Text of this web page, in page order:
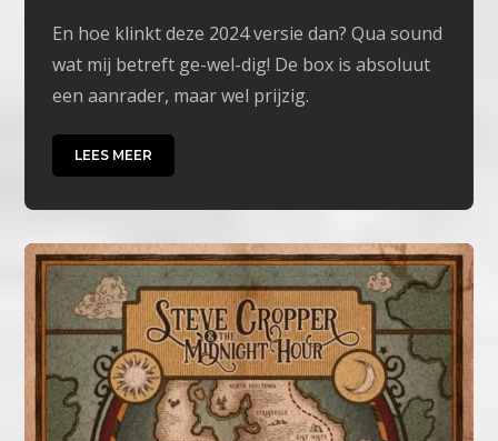
En hoe klinkt deze 2024 versie dan? Qua sound
wat mij betreft ge-wel-dig! De box is absoluut
een aanrader, maar wel prijzig.
LEES MEER